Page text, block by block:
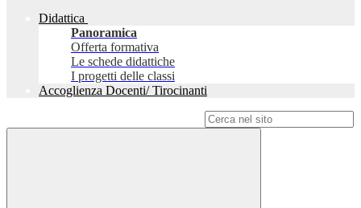
Didattica
Panoramica
Offerta formativa
Le schede didattiche
I progetti delle classi
Accoglienza Docenti/ Tirocinanti